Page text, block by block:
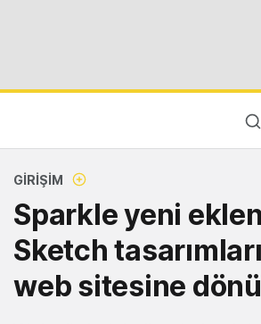
GIRIŞIM
Sparkle yeni
Sketch
web sitesine